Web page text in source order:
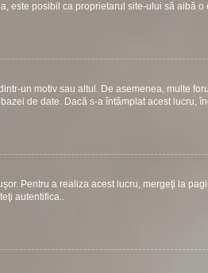
este posibil ca proprietarul site-ului să aibă o
un motiv sau altul. De asemenea, multe
de date. Dacă s-a întâmplat acest lucru,
Pentru a realiza acest lucru, mergeţi la
autentifica..